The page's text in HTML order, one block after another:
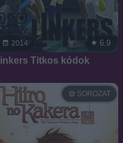
2014 6.9
Titkos kódok
SOROZAT